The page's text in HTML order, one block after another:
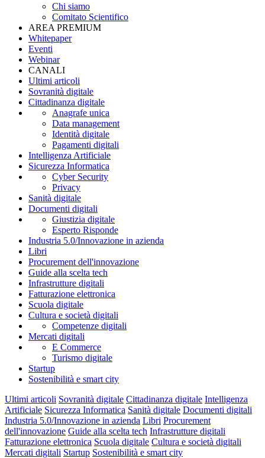
Chi siamo
Comitato Scientifico
AREA PREMIUM
Whitepaper
Eventi
Webinar
CANALI
Ultimi articoli
Sovranità digitale
Cittadinanza digitale
Anagrafe unica
Data management
Identità digitale
Pagamenti digitali
Intelligenza Artificiale
Sicurezza Informatica
Cyber Security
Privacy
Sanità digitale
Documenti digitali
Giustizia digitale
Esperto Risponde
Industria 5.0/Innovazione in azienda
Libri
Procurement dell'innovazione
Guide alla scelta tech
Infrastrutture digitali
Fatturazione elettronica
Scuola digitale
Cultura e società digitali
Competenze digitali
Mercati digitali
E Commerce
Turismo digitale
Startup
Sostenibilità e smart city
Ultimi articoli Sovranità digitale Cittadinanza digitale Intelligenza
Artificiale Sicurezza Informatica Sanità digitale Documenti digitali
Industria 5.0/Innovazione in azienda Libri Procurement
dell'innovazione Guide alla scelta tech Infrastrutture digitali
Fatturazione elettronica Scuola digitale Cultura e società digitali
Mercati digitali Startup Sostenibilità e smart city